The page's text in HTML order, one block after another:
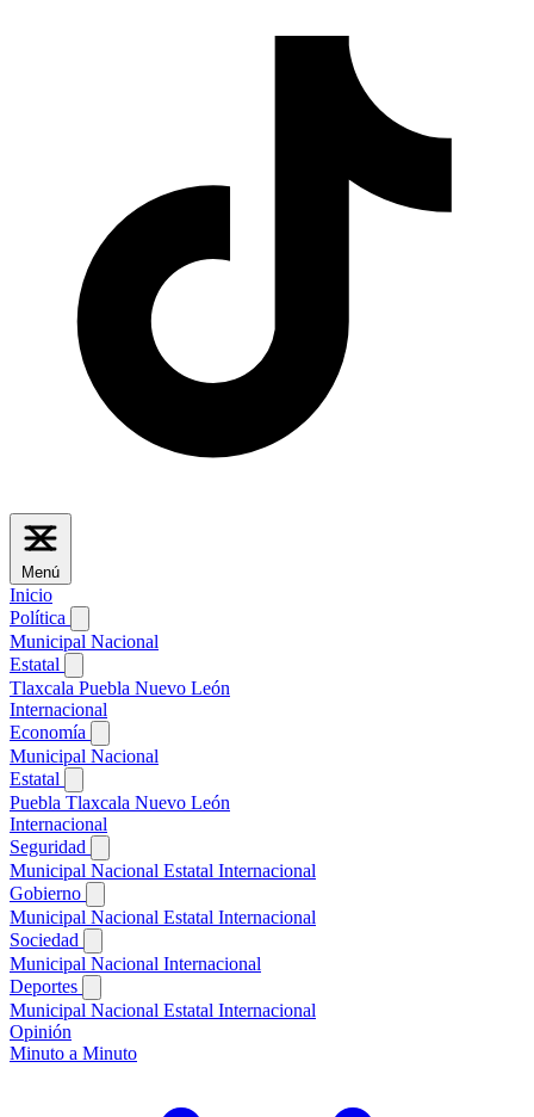
Menú
Inicio
Política
Municipal Nacional
Estatal
Tlaxcala Puebla Nuevo León
Internacional
Economía
Municipal Nacional
Estatal
Puebla Tlaxcala Nuevo León
Internacional
Seguridad
Municipal Nacional Estatal Internacional
Gobierno
Municipal Nacional Estatal Internacional
Sociedad
Municipal Nacional Internacional
Deportes
Municipal Nacional Estatal Internacional
Opinión
Minuto a Minuto